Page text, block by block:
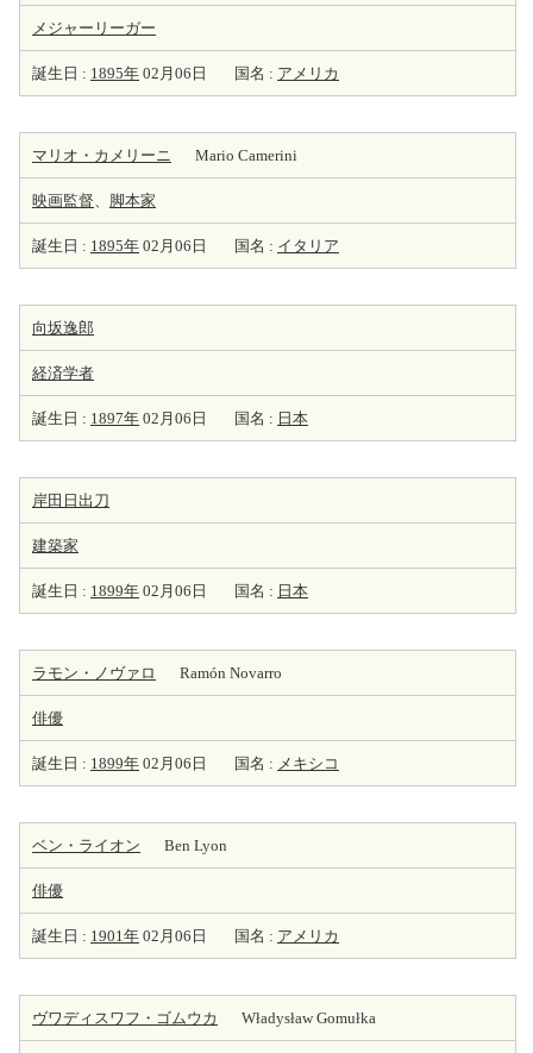
メジャーリーガー
誕生日 : 1895年 02月06日 国名 : アメリカ
マリオ・カメリーニ Mario Camerini
映画監督、 脚本家
誕生日 : 1895年 02月06日 国名 : イタリア
向坂逸郎
経済学者
誕生日 : 1897年 02月06日 国名 : 日本
岸田日出刀
建築家
誕生日 : 1899年 02月06日 国名 : 日本
ラモン・ノヴァロ Ramón Novarro
俳優
誕生日 : 1899年 02月06日 国名 : メキシコ
ベン・ライオン Ben Lyon
俳優
誕生日 : 1901年 02月06日 国名 : アメリカ
ヴワディスワフ・ゴムウカ Władysław Gomułka